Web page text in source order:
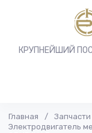
КРУПНЕЙШИЙ
Главная /
Электродвигатель